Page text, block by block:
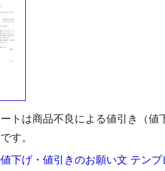
トは商品不良による値引き（
す。
下げ・値引きのお願い文 テン